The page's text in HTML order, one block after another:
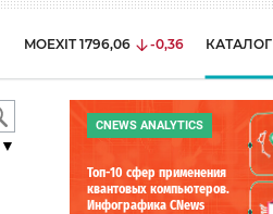
MOEXIT 1796,06 -0,36 КАТАЛОГ
▼
CNEWS ANALYTICS
Топ-10 сфер применения
квантовых компьютеров.
Инфографика CNews